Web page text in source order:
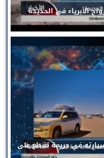
الأبرياء في الحديدة
في جريمة تقطع على